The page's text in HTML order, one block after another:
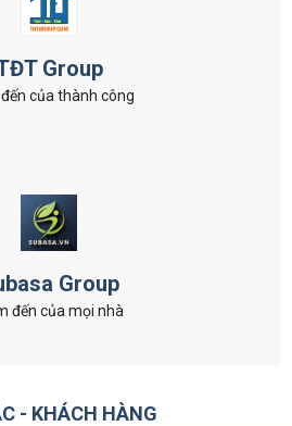
Group
của thành công
Group
đến của mọi nhà
- KHÁCH HÀNG